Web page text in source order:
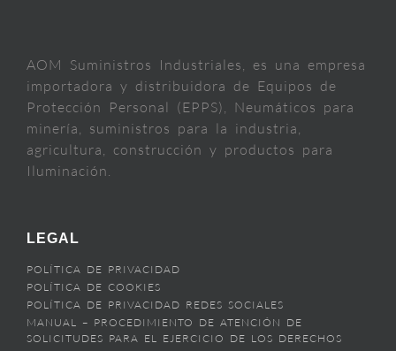
AOM Suministros Industriales, es una empresa
importadora y distribuidora de Equipos de
Protección Personal (EPPS), Neumáticos para
minería, suministros para la industria,
agricultura, construcción y productos para
Iluminación.
LEGAL
POLÍTICA DE PRIVACIDAD
POLÍTICA DE COOKIES
POLÍTICA DE PRIVACIDAD REDES SOCIALES
MANUAL – PROCEDIMIENTO DE ATENCIÓN DE
SOLICITUDES PARA EL EJERCICIO DE LOS DERECHOS